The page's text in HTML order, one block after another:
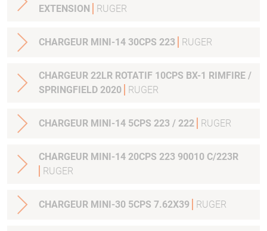
EXTENSION
RUGER
CHARGEUR MINI-14 30CPS 223 RUGER
CHARGEUR 22LR ROTATIF 10CPS BX-1 RIMFIRE /
SPRINGFIELD 2020
RUGER
CHARGEUR MINI-14 5CPS 223 / 222 RUGER
CHARGEUR MINI-14 20CPS 223 90010 C/223R
RUGER
CHARGEUR MINI-30 5CPS 7.62X39 RUGER